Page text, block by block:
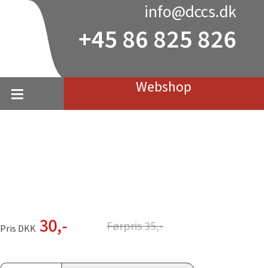
info@dccs.dk
+45 86 825 826
Webshop
Pris DKK 30,- Førpris35,-